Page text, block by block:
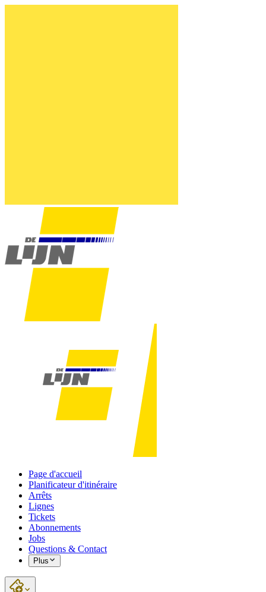
Page d'accueil
Planificateur d'itinéraire
Arrêts
Lignes
Tickets
Abonnements
Jobs
Questions & Contact
Plus